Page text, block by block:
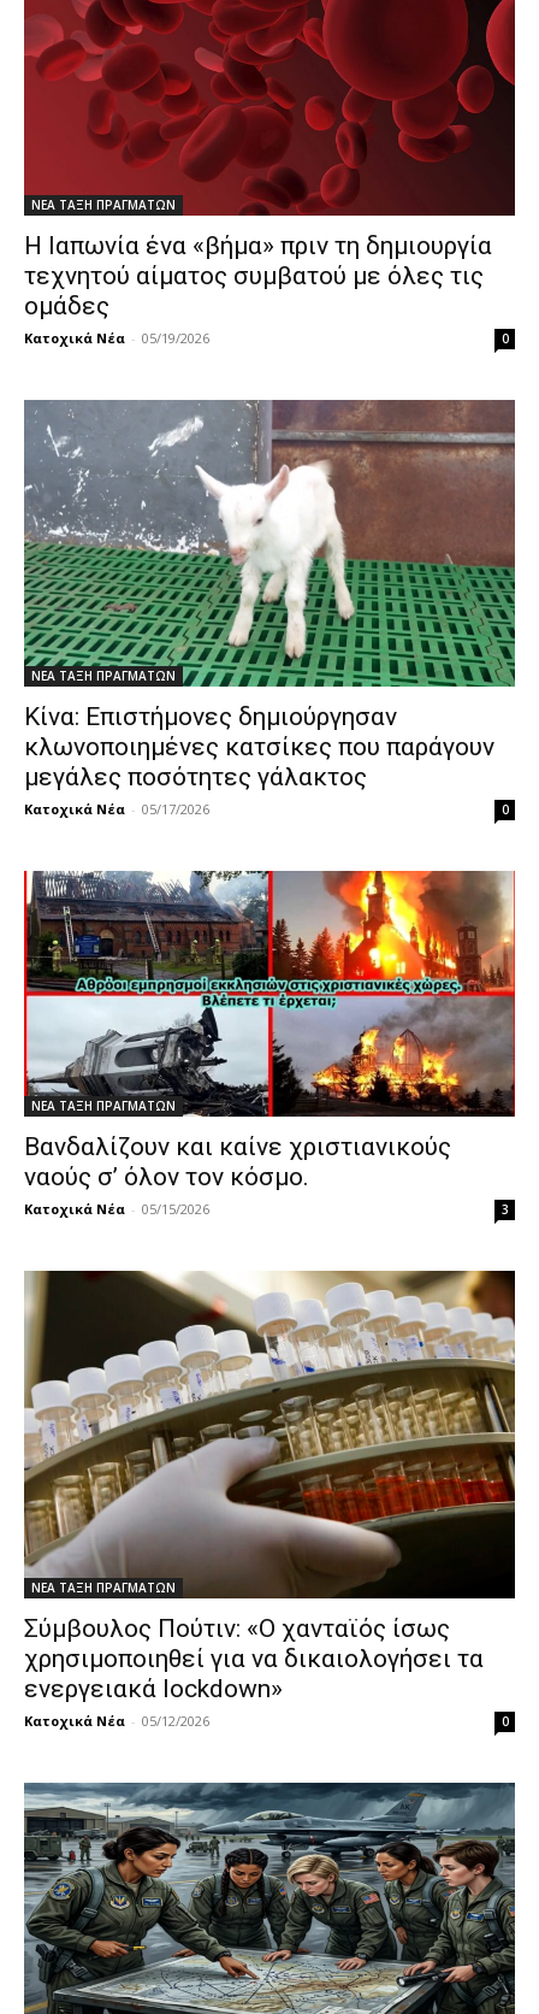
ΝΕΑ ΤΑΞΗ ΠΡΑΓΜΑΤΩΝ
Η Ιαπωνία ένα «βήμα» πριν τη δημιουργία
τεχνητού αίματος συμβατού με όλες τις
ομάδες
Κατοχικά Νέα - 05/19/2026 0
ΝΕΑ ΤΑΞΗ ΠΡΑΓΜΑΤΩΝ
Κίνα: Επιστήμονες δημιούργησαν
κλωνοποιημένες κατσίκες που παράγουν
μεγάλες ποσότητες γάλακτος
Κατοχικά Νέα - 05/17/2026 0
ΝΕΑ ΤΑΞΗ ΠΡΑΓΜΑΤΩΝ
Βανδαλίζουν και καίνε χριστιανικούς
ναούς σ’ όλον τον κόσμο.
Κατοχικά Νέα - 05/15/2026 3
ΝΕΑ ΤΑΞΗ ΠΡΑΓΜΑΤΩΝ
Σύμβουλος Πούτιν: «Ο χανταϊός ίσως
χρησιμοποιηθεί για να δικαιολογήσει τα
ενεργειακά lockdown»
Κατοχικά Νέα - 05/12/2026 0